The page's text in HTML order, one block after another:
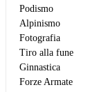
Podismo
Alpinismo
Fotografia
Tiro alla fune
Ginnastica
Forze Armate